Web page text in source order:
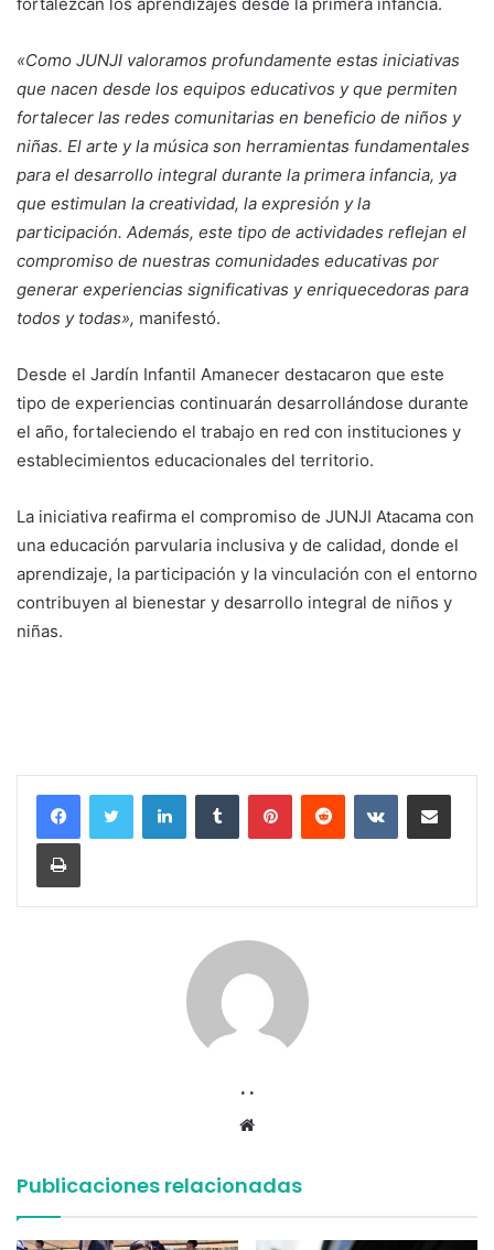
«Como JUNJI valoramos profundamente estas iniciativas
que nacen desde los equipos educativos y que permiten
fortalecer las redes comunitarias en beneficio de niños y
niñas. El arte y la música son herramientas fundamentales
para el desarrollo integral durante la primera infancia, ya
que estimulan la creatividad, la expresión y la
participación. Además, este tipo de actividades reflejan el
compromiso de nuestras comunidades educativas por
generar experiencias significativas y enriquecedoras para
todos y todas», manifestó.
Desde el Jardín Infantil Amanecer destacaron que este
tipo de experiencias continuarán desarrollándose durante
el año, fortaleciendo el trabajo en red con instituciones y
establecimientos educacionales del territorio.
La iniciativa reafirma el compromiso de JUNJI Atacama con
una educación parvularia inclusiva y de calidad, donde el
aprendizaje, la participación y la vinculación con el entorno
contribuyen al bienestar y desarrollo integral de niños y
niñas.
LinkedInTumblr PinterestReddit VKontakteCompartir por
Imprimir
. .
Sitio
Publicaciones relacionadas